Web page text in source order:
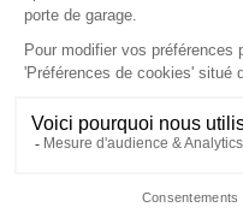
Duoport